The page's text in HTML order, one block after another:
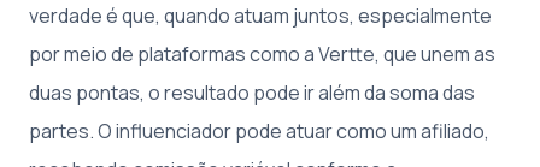
verdade é que, quando atuam juntos, especialmente
por meio de plataformas como a Vertte, que unem as
duas pontas, o resultado pode ir além da soma das
partes. O influenciador pode atuar como um afiliado,